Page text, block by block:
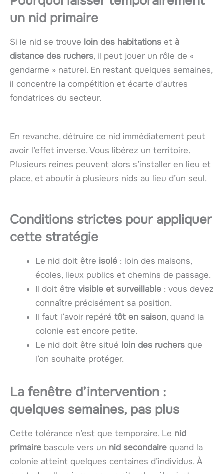
un nid primaire
Si le nid se trouve loin des habitations et à
distance des ruchers, il peut jouer un rôle de «
gendarme » naturel. En restant quelques semaines,
il concentre la compétition et écarte d’autres
fondatrices du secteur.
En revanche, détruire ce nid immédiatement peut
avoir l’effet inverse. Vous libérez un territoire.
Plusieurs reines peuvent alors s’installer en lieu et
place, et aboutir à plusieurs nids au lieu d’un seul.
Conditions strictes pour appliquer
cette stratégie
Le nid doit être isolé : loin des maisons,
écoles, lieux publics et chemins de passage.
Il doit être visible et surveillable : vous devez
connaître précisément sa position.
Il faut l’avoir repéré tôt en saison, quand la
colonie est encore petite.
Le nid doit être situé loin des ruchers que
l’on souhaite protéger.
La fenêtre d’intervention :
quelques semaines, pas plus
Cette tolérance n’est que temporaire. Le nid
primaire bascule vers un nid secondaire quand la
colonie atteint quelques centaines d’individus. À